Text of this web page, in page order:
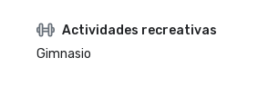
Actividades recreativas
Gimnasio